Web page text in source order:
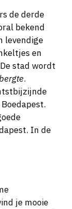
de derde
bekend
levendige
en
stad wordt
.
In de
je mooie